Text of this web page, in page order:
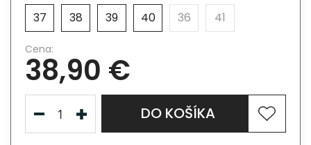
37
38 39 40 36 41
Cena:
38,90 €
DO KOŠÍKA